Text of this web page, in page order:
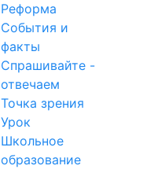
Реформа
События и
факты
Спрашивайте -
отвечаем
Точка зрения
Урок
Школьное
образование